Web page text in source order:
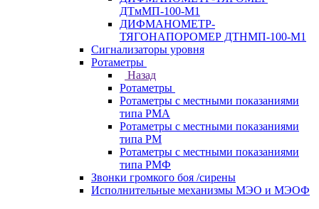
ДТмМП-100-М1
ДИФМАНОМЕТР-
ТЯГОНАПОРОМЕР ДТНМП-100-М1
Сигнализаторы уровня
Ротаметры
Назад
Ротаметры
Ротаметры с местными показаниями
типа РМА
Ротаметры с местными показаниями
типа РМ
Ротаметры с местными показаниями
типа РМФ
Звонки громкого боя /сирены
Исполнительные механизмы МЭО и МЭОФ